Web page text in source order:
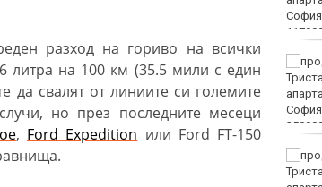
разход на гориво на всички
литра на 100 км (35.5 мили с един
да свалят от линиите си големите
но през последните месеци
, Ford Expedition или Ford FT-150
ЦСКА удари с 3:0 Макаби
като гост